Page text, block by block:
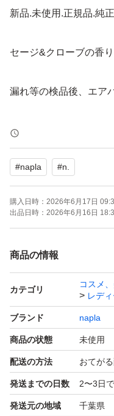
新品.未使用.正規品.純
セージ&クローブの香り
漏れ等の検品後、エア
化粧箱は付いてますが
QRコードは剥がしてま
了承お願い致します
化粧箱は破損防止の為
＊発送期間内の発送に
#napla #n.
購入日時： 2026年6月17日
出品日時： 2026年6月16日
商品の情報
カテゴリ
コスメ
レデ
ブランド napla
商品の状態 未使用
配送の方法 おてが
発送までの日数 2〜3日
発送元の地域 千葉県